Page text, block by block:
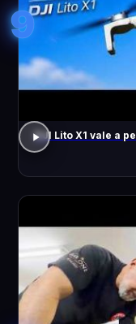
9
DJI Lito X1 vale a